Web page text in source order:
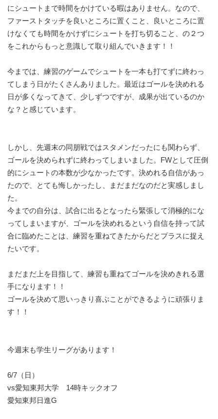
にシュートまで時間をかけている暇はありません。なので、
ファーストタッチを良いところに置くこと、良いところに置
けなくても時間をかけずにシュートを打ち切ること、の２つ
をこれからもっと意識して取り組んでいきます！！
今までは、練習のゲームでシュートを一本も打てずに終わっ
てしまう日がたくさんありました。最近はゴールを決めれる
日が多くなってきて、少しずつですが、成果が出ているのか
な？と感じています。
しかし、先週末の同朋戦ではスタメンだったにも関わらず、
ゴールを決められずに終わってしまいました。FWとして圧倒
的にシュートの本数が少なかったです。決めれる自信があっ
たので、とても悔しかったし、まだまだなのだと実感しまし
た。
今までの自分は、試合に出るとなったら緊張して消極的にな
ってしまいますが、ゴールを決めれるという自信を持って試
合に臨めたことは、練習を重ねてきたからだとプラスに捉え
たいです。
まだまだ上を目指して、練習も重ねてゴールを決めきれる選
手になります！！
ゴールを決めて思いっきり喜ぶことができるように頑張りま
す！！
今週末も学生リーグがあります！
6/7（日）
vs愛知東邦大学 14時キックオフ
愛知東邦日進G